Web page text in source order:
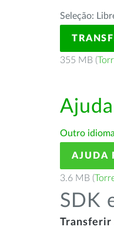
Seleção:
355 MB (
Outro
AJUDA
3.6 MB (
SDK
Transferir